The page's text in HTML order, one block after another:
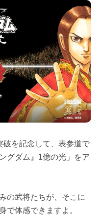
破を記念して、表参道で
グダム』1億の光」をア
の武将たちが、そこに
で体感できますよ。